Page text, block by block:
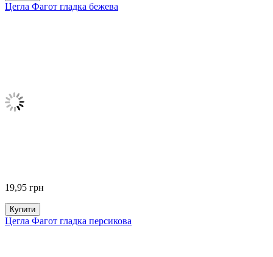
Цегла Фагот гладка бежева
19,95 грн
Купити
Цегла Фагот гладка персикова